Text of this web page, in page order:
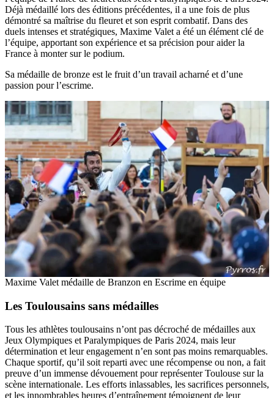
Déjà médaillé lors des éditions précédentes, il a une fois de plus
démontré sa maîtrise du fleuret et son esprit combatif. Dans des
duels intenses et stratégiques, Maxime Valet a été un élément clé de
l’équipe, apportant son expérience et sa précision pour aider la
France à monter sur le podium.
Sa médaille de bronze est le fruit d’un travail acharné et d’une
passion pour l’escrime.
Maxime Valet médaille de Branzon en Escrime en équipe
Les Toulousains sans médailles
Tous les athlètes toulousains n’ont pas décroché de médailles aux
Jeux Olympiques et Paralympiques de Paris 2024, mais leur
détermination et leur engagement n’en sont pas moins remarquables.
Chaque sportif, qu’il soit reparti avec une récompense ou non, a fait
preuve d’un immense dévouement pour représenter Toulouse sur la
scène internationale. Les efforts inlassables, les sacrifices personnels,
et les innombrables heures d’entraînement témoignent de leur